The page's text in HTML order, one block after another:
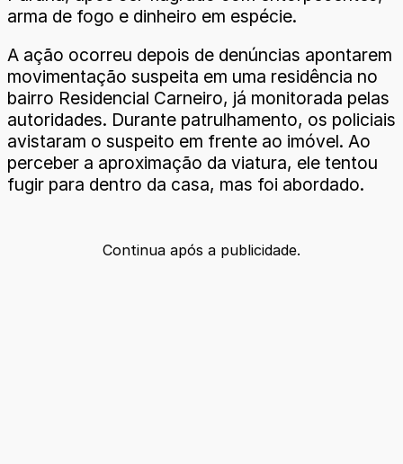
arma de fogo e dinheiro em espécie.
A ação ocorreu depois de denúncias apontarem
movimentação suspeita em uma residência no
bairro Residencial Carneiro, já monitorada pelas
autoridades. Durante patrulhamento, os policiais
avistaram o suspeito em frente ao imóvel. Ao
perceber a aproximação da viatura, ele tentou
fugir para dentro da casa, mas foi abordado.
Continua após a publicidade.